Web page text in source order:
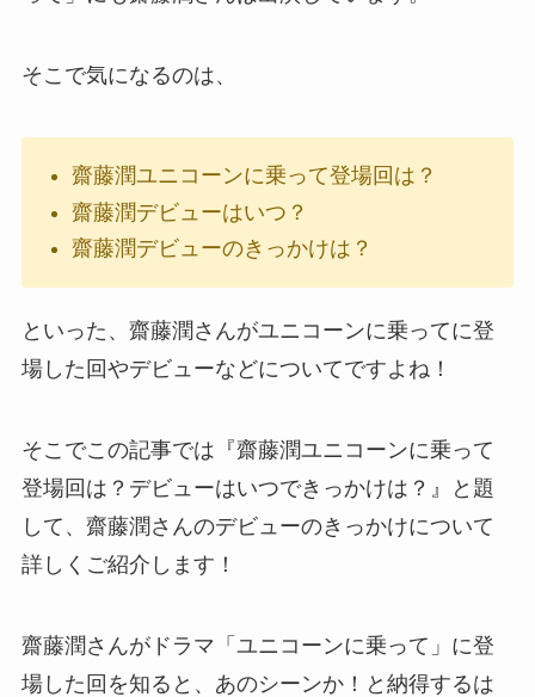
そこで気になるのは、
齋藤潤ユニコーンに乗って登場回は？
齋藤潤デビューはいつ？
齋藤潤デビューのきっかけは？
といった、齋藤潤さんがユニコーンに乗ってに登
場した回やデビューなどについてですよね！
そこでこの記事では『齋藤潤ユニコーンに乗って
登場回は？デビューはいつできっかけは？ 』と題
して、齋藤潤さんのデビューのきっかけについて
詳しくご紹介します！
齋藤潤さんがドラマ「ユニコーンに乗って」に登
場した回を知ると、あのシーンか！と納得するは